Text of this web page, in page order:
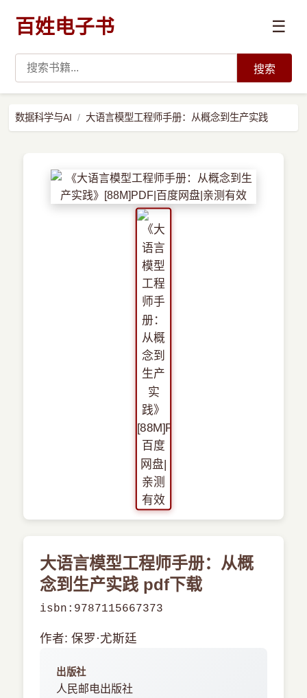
百姓电子书 ☰
数据科学与AI
搜索
数据科学与AI 大语言模型工程师手册：从概念到生产实践
大语言模型工程师手册：从概
念到生产实践 pdf下载
isbn:9787115667373
作者: 保罗·尤斯廷
出版社
人民邮电出版社